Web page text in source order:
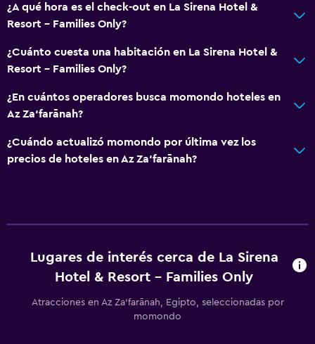
¿A qué hora es el check-out en La Sirena Hotel &
Resort - Families Only?
¿Cuánto cuesta una habitación en La Sirena Hotel &
Resort - Families Only?
¿En cuántos operadores busca momondo hoteles en
Az Za‘farānah?
¿Cuándo actualizó momondo por última vez los
precios de hoteles en Az Za‘farānah?
Lugares de interés cerca de La Sirena
Hotel & Resort - Families Only
Atracciones en Az Za‘farānah, Egipto, seleccionadas por
momondo